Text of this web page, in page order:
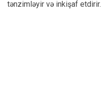
tənzimləyir və inkişaf etdirir.